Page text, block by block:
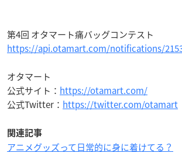
第4回 オタマート痛バッグコンテスト
https://api.otamart.com/notifications/
オタマート
公式サイト： https://otamart.com/
公式Twitter： https://twitter.com/otamart
関連記事
アニメグッズって日常的に身に着けてる？